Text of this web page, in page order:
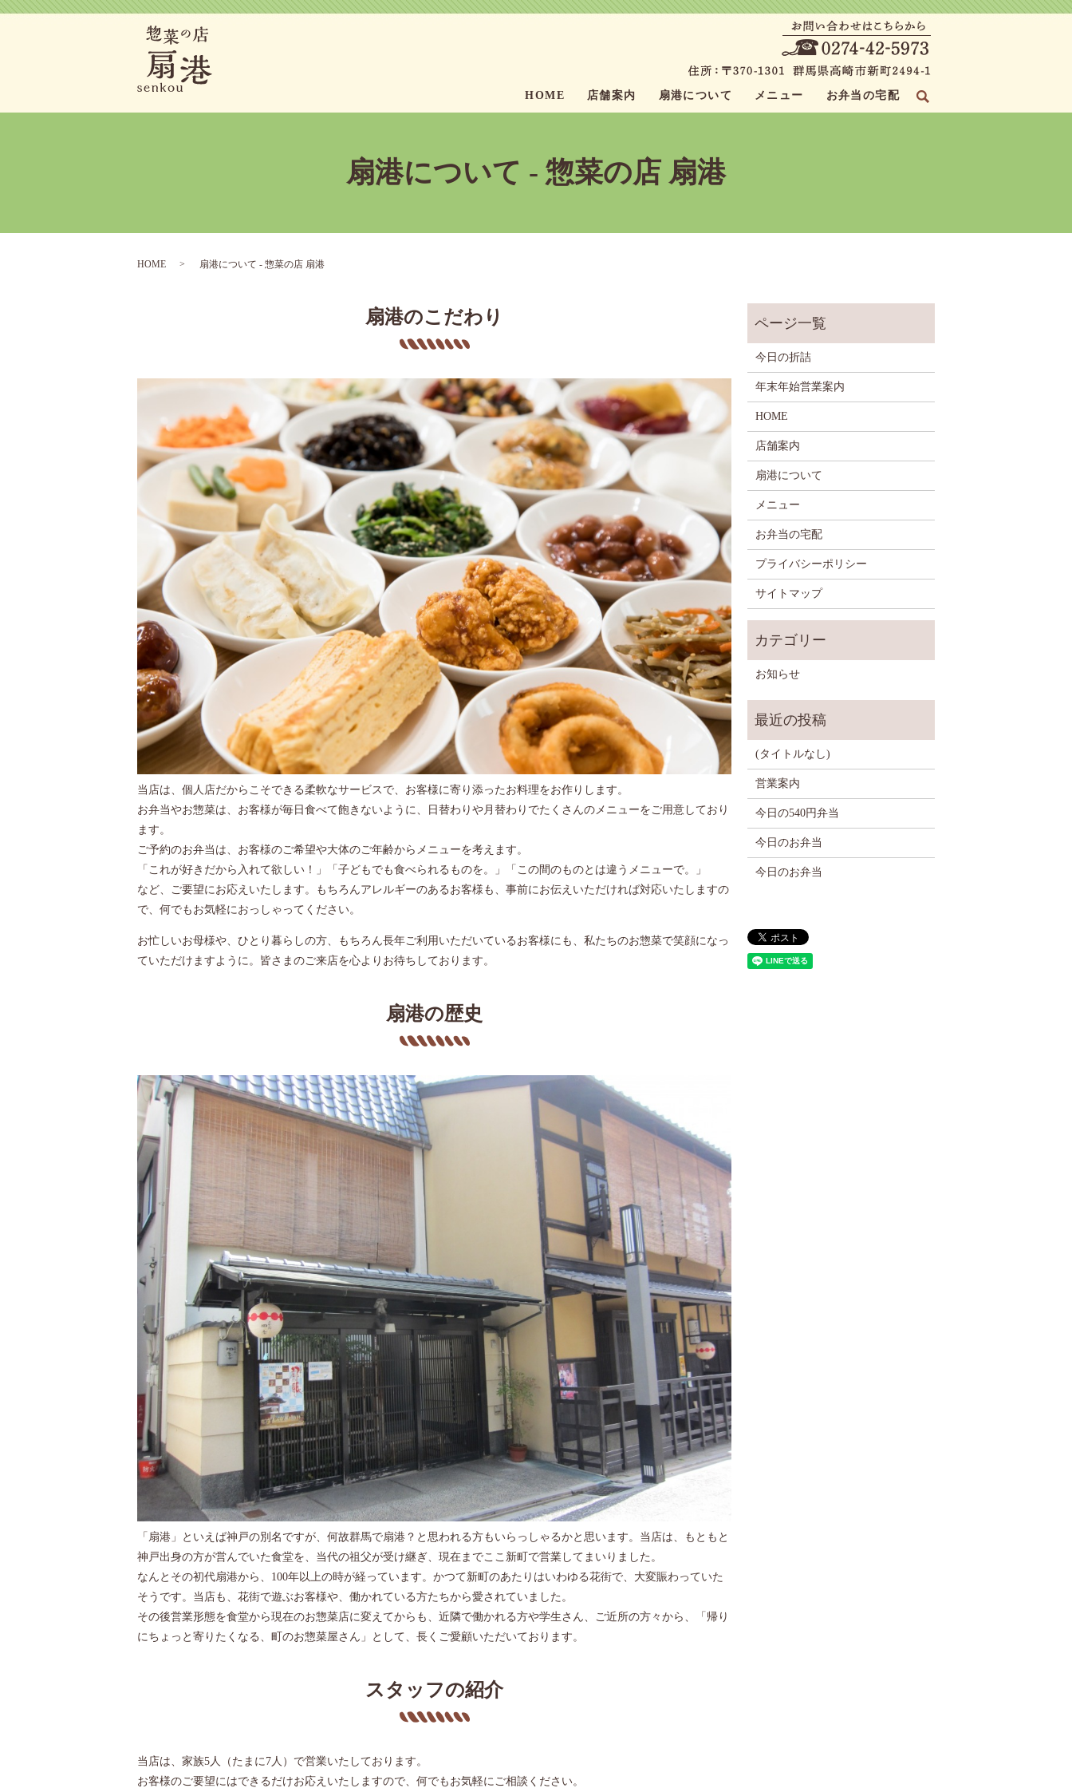
HOME 店舗案内 扇港について メニュー お弁当の宅配 search
扇港について - 惣菜の店 扇港
HOME 扇港について - 惣菜の店 扇港
扇港のこだわり
当店は、個人店だからこそできる柔軟なサービスで、お客様に寄り添ったお料理をお作りします。
お弁当やお惣菜は、お客様が毎日食べて飽きないように、日替わりや月替わりでたくさんのメニューをご用意しており
ます。
ご予約のお弁当は、お客様のご希望や大体のご年齢からメニューを考えます。
「これが好きだから入れて欲しい！」「子どもでも食べられるものを。」「この間のものとは違うメニューで。」
など、ご要望にお応えいたします。もちろんアレルギーのあるお客様も、事前にお伝えいただければ対応いたしますの
で、何でもお気軽におっしゃってください。
お忙しいお母様や、ひとり暮らしの方、もちろん長年ご利用いただいているお客様にも、私たちのお惣菜で笑顔になっ
ていただけますように。皆さまのご来店を心よりお待ちしております。
扇港の歴史
「扇港」といえば神戸の別名ですが、何故群馬で扇港？と思われる方もいらっしゃるかと思います。当店は、もともと
神戸出身の方が営んでいた食堂を、当代の祖父が受け継ぎ、現在までここ新町で営業してまいりました。
なんとその初代扇港から、100年以上の時が経っています。かつて新町のあたりはいわゆる花街で、大変賑わっていた
そうです。当店も、花街で遊ぶお客様や、働かれている方たちから愛されていました。
その後営業形態を食堂から現在のお惣菜店に変えてからも、近隣で働かれる方や学生さん、ご近所の方々から、「帰り
にちょっと寄りたくなる、町のお惣菜屋さん」として、長くご愛顧いただいております。
スタッフの紹介
当店は、家族5人（たまに7人）で営業いたしております。
お客様のご要望にはできるだけお応えいたしますので、何でもお気軽にご相談ください。
今日の折詰
年末年始営業案内
HOME
店舗案内
扇港について
メニュー
お弁当の宅配
プライバシーポリシー
サイトマップ
お知らせ
(タイトルなし)
営業案内
今日の540円弁当
今日のお弁当
今日のお弁当